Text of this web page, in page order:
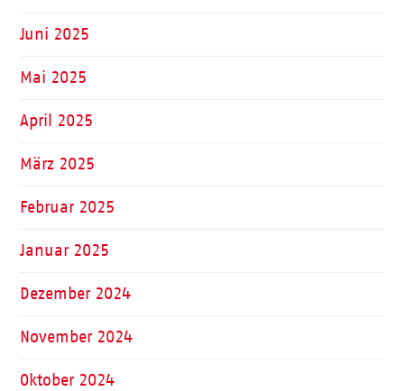
Juni 2025
Mai 2025
April 2025
März 2025
Februar 2025
Januar 2025
Dezember 2024
November 2024
Oktober 2024